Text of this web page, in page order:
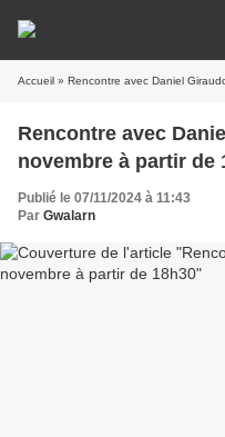
Accueil » Rencontre avec Daniel
Rencontre avec
novembre à partir de
Publié le 07/11/2024 à 11:43
Par Gwalarn